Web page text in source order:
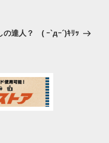
の達人？ ( ｰ`дｰ´)ｷﾘｯ